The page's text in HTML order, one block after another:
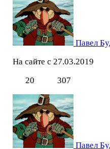
Павел
На сайте с 27.03.2019
20
307
Павел